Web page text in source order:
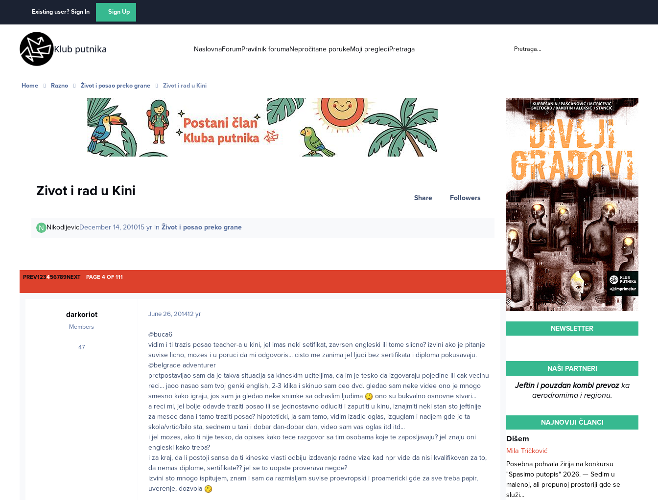
Existing user? Sign In Sign Up
Klub putnika NaslovnaForumPravilnik forumaNepročitane porukeMoji preglediPretraga Pretraga...
Home Razno Život i posao preko grane Zivot i rad u Kini
Zivot i rad u Kini Share Followers
NikodijevicDecember 14, 201015 yrin Život i posao preko grane
FIRST PAGE
PREV123456789NEXTLAST PAGE
PAGE 4 OF 111
darkoriot
Members
47posts
June 26, 201412 yr
@buca6
vidim i ti trazis posao teacher-a u kini, jel imas neki setifikat, zavrsen engleski ili tome slicno? izvini ako je pitanje
suvise licno, mozes i u poruci da mi odgovoris... cisto me zanima jel ljudi bez sertifikata i diploma pokusavaju.
@belgrade adventurer
pretpostavljao sam da je takva situacija sa kineskim uciteljima, da im je tesko da izgovaraju pojedine ili cak vecinu
reci... jaoo nasao sam tvoj genki english, 2-3 klika i skinuo sam ceo dvd. gledao sam neke videe ono je mnogo
smesno kako igraju, jos sam ja gledao neke snimke sa odraslim ljudima
ono su bukvalno osnovne stvari...
a reci mi, jel bolje odavde traziti posao ili se jednostavno odluciti i zaputiti u kinu, iznajmiti neki stan sto jeftinije
za mesec dana i tamo traziti posao? hipoteticki, ja sam tamo, vidim izadje oglas, izguglam i nadjem gde je ta
skola/vrtic/bilo sta, sednem u taxi i dobar dan-dobar dan, video sam vas oglas itd itd...
i jel mozes, ako ti nije tesko, da opises kako tece razgovor sa tim osobama koje te zaposljavaju? jel znaju oni
engleski kako treba?
i za kraj, da li postoji sansa da ti kineske vlasti odbiju izdavanje radne vize kad npr vide da nisi kvalifikovan za to,
da nemas diplome, sertifikate?? jel se to uopste proverava negde?
izvini sto mnogo ispitujem, znam i sam da razmisljam suvise proevropski i proamericki gde za sve treba papir,
uverenje, dozvola
NEWSLETTER
NAŠI PARTNERI
Jeftin i pouzdan kombi prevozka
aerodromima i regionu.
NAJNOVIJI ČLANCI
Dišem
Mila Tričković
Posebna pohvala žirija na konkursu
"Spasimo putopis" 2026. — Sedim u
malenoj, ali prepunoj prostoriji gde se
služi...